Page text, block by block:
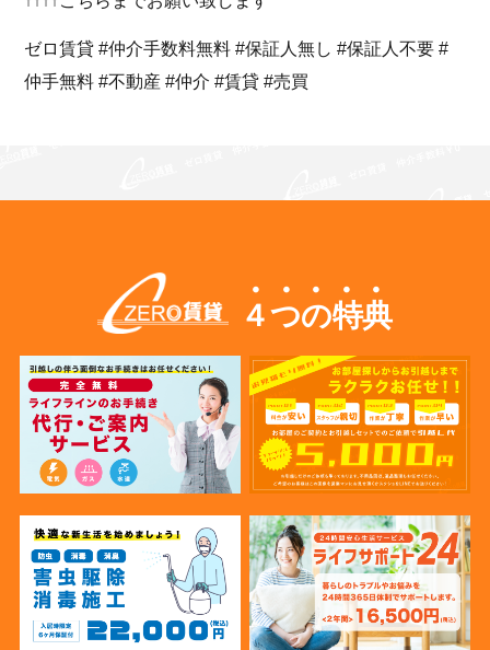
ゼロ賃貸 #仲介手数料無料 #保証人無し #保証人不要 #
仲手無料 #不動産 #仲介 #賃貸 #売買
４つの特典